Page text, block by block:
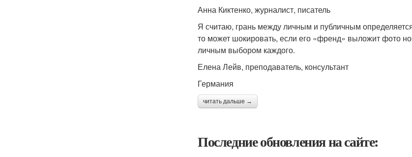
Анна Киктенко, журналист, писатель
Я считаю, грань между личным и публичным
то может шокировать, если его «френд» выложит фото
личным выбором каждого.
Елена Лейв, преподаватель, консультант
Германия
читать дальше →
Последние обновления на сайте: